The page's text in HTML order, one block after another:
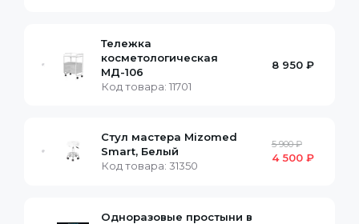
Тележка
косметологическая
МД-106
Код товара:11701
8 950 ₽
Стул мастера Mizomed
Smart, Белый
Код товара:31350
5 900 ₽
4 500 ₽
Одноразовые простыни в